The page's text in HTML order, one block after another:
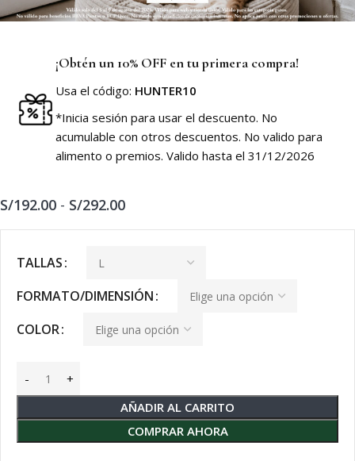
¡Obtén un 10% OFF en tu primera compra!
Usa el código: HUNTER10
*Inicia sesión para usar el descuento. No
acumulable con otros descuentos. No valido para
alimento o premios. Valido hasta el 31/12/2026
S/192.00 - S/292.00
TALLAS
FORMATO/DIMENSIÓN
COLOR
AÑADIR AL CARRITO
COMPRAR AHORA